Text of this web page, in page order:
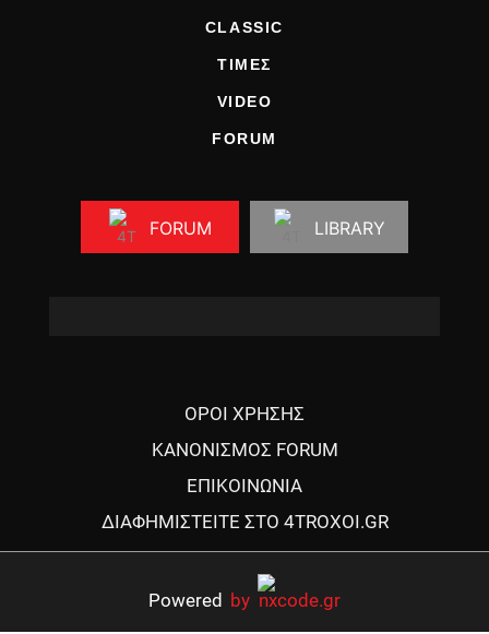
CLASSIC
ΤΙΜΕΣ
VIDEO
FORUM
FORUM LIBRARY
ΟΡΟΙ ΧΡΗΣΗΣ
ΚΑΝΟΝΙΣΜΟΣ FORUM
ΕΠΙΚΟΙΝΩΝΙΑ
ΔΙΑΦΗΜΙΣΤΕΙΤΕ ΣΤΟ 4TROXOI.GR
Powered by